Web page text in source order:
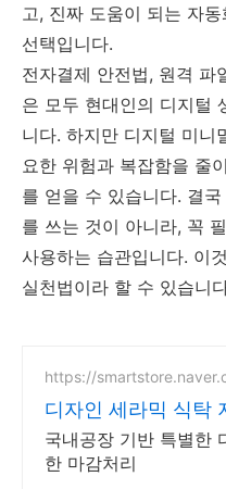
고, 진짜 도움이 되는 자
선택입니다.
전자결제 안전법, 원격 파
은 모두 현대인의 디지털
니다. 하지만 디지털 미니
요한 위험과 복잡함을 줄
를 얻을 수 있습니다. 결
를 쓰는 것이 아니라, 꼭
사용하는 습관입니다. 이
실천법이라 할 수 있습니
https://
디자인 세라믹 식탁
국내공장 기반 특별한
한 마감처리